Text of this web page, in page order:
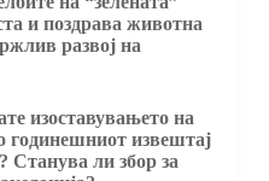
и поздрава животна
развој на
изоставувањето на
годинешниот извештај
Станува ли збор за